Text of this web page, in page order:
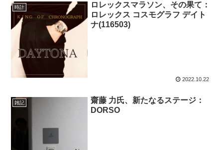
時計
ロレックスマラソン、その果て：
ロレックス コスモグラフ デイト
ナ(116503)
2022.10.22
雑記
齋藤 力氏、新たなるステージ：
DORSO